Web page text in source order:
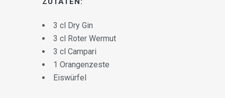
3 cl Dry Gin
3 cl Roter Wermut
3 cl Campari
1 Orangenzeste
Eiswürfel